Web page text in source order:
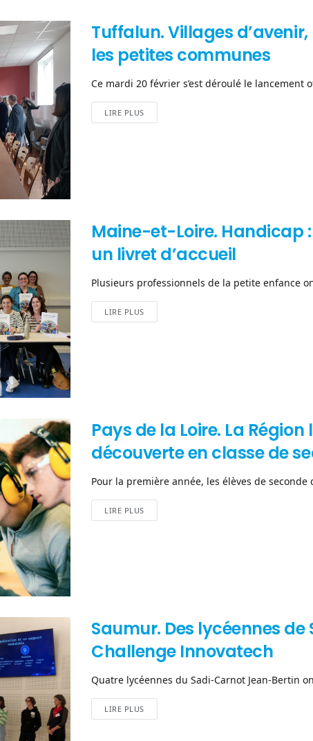
Tuffalun. Villages
les petites communes
Ce mardi 20 février s’est déroulé le lancement
LIRE PLUS
Maine-et-Loire. Handicap
un livret d’accueil
Plusieurs professionnels de la petite enfance
LIRE PLUS
Pays de la Loire. La
découverte en classe de
Pour la première année, les élèves de
LIRE PLUS
Saumur. Des lycéennes
Challenge Innovatech
Quatre lycéennes du Sadi-Carnot Jean-Bertin
LIRE PLUS